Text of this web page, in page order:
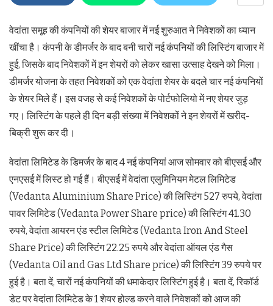
वेदांता समूह की कंपनियों की शेयर बाजार में नई शुरुआत ने निवेशकों का ध्यान
खींचा है। कंपनी के डीमर्जर के बाद बनी चारों नई कंपनियों की लिस्टिंग बाजार में
हुई, जिसके बाद निवेशकों में इन शेयरों को लेकर खासा उत्साह देखने को मिला।
डीमर्जर योजना के तहत निवेशकों को एक वेदांता शेयर के बदले चार नई कंपनियों
के शेयर मिले हैं। इस वजह से कई निवेशकों के पोर्टफोलियो में नए शेयर जुड़
गए। लिस्टिंग के पहले ही दिन बड़ी संख्या में निवेशकों ने इन शेयरों में खरीद-
बिक्री शुरू कर दी।
वेदांता लिमिटेड के डिमर्जर के बाद 4 नई कंपनियां आज सोमवार को बीएसई और
एनएसई में लिस्ट हो गई हैं। बीएसई में वेदांता एलुमिनियम मेटल लिमिटेड
(Vedanta Aluminium Share Price) की लिस्टिंग 527 रुपये, वेदांता
पावर लिमिटेड (Vedanta Power Share price) की लिस्टिंग 41.30
रुपये, वेदांता आयरन एंड स्टील लिमिटेड (Vedanta Iron And Steel
Share Price) की लिस्टिंग 22.25 रुपये और वेदांता ऑयल एंड गैस
(Vedanta Oil and Gas Ltd Share price) की लिस्टिंग 39 रुपये पर
हुई है। बता दें, चारों नई कंपनियों की धमाकेदार लिस्टिंग हुई है। बता दें, रिकॉर्ड
डेट पर वेदांता लिमिटेड के 1 शेयर होल्ड करने वाले निवेशकों को आज की